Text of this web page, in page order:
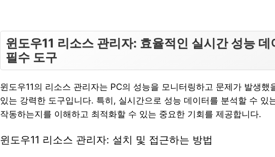
윈도우11 리소스 관리자: 효율적인 실시간 성능
필수 도구
윈도우11의 리소스 관리자는 PC의 성능을 모니터링하고 문제가 발생했
있는 강력한 도구입니다. 특히, 실시간으로 성능 데이터를 분석할 수 있
작동하는지를 이해하고 최적화할 수 있는 중요한 기회를 제공합니다.
윈도우11 리소스 관리자: 설치 및 접근하는 방법